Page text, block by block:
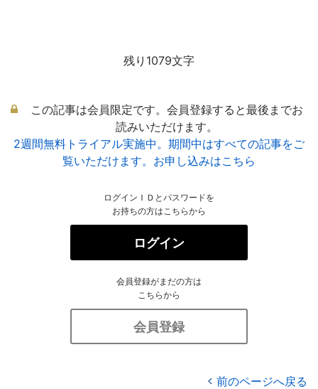
残り1079文字
この記事は会員限定です。会員登録すると最後までお
読みいただけます。
2週間無料トライアル実施中。期間中はすべての記事をご
覧いただけます。お申し込みはこちら
ログインＩＤとパスワードを
お持ちの方はこちらから
ログイン
会員登録がまだの方は
こちらから
会員登録
前のページへ戻る